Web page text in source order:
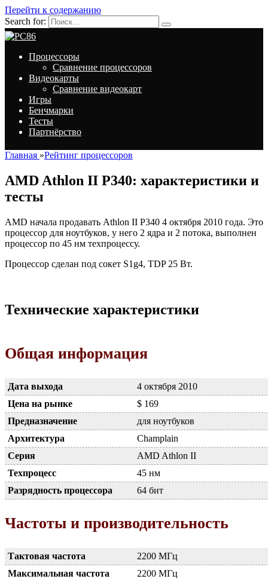
Перейти к содержанию
Search for:
Процессоры
Сравнение процессоров
Видеокарты
Сравнение видеокарт
Игры
Бенчмарки
Тесты
Партнёрство
Главная »Рейтинг процессоров
AMD Athlon II P340: характеристики и
тесты
AMD начала продавать Athlon II P340 4 октября 2010 года. Это
процессор для ноутбуков, у него 2 ядра и 2 потока, выполнен
процессор по 45 нм техпроцессу.
Процессор сделан под сокет S1g4, TDP 25 Вт.
Технические характеристики
Общая информация
Дата выхода
4 октября 2010
Цена на рынке
$ 169
Предназначение
для ноутбуков
Архитектура
Champlain
Серия
AMD Athlon II
Техпроцесс
45 нм
Разрядность процессора
64 бит
Частоты и производительность
Тактовая частота
2200 МГц
Максимальная частота
2200 МГц